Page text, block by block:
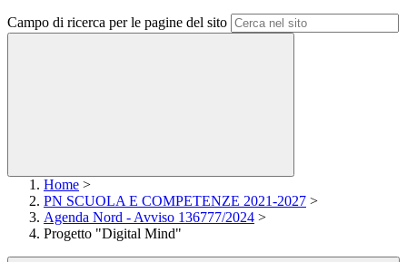
Campo di ricerca per le pagine del sito
Home >
PN SCUOLA E COMPETENZE 2021-2027 >
Agenda Nord - Avviso 136777/2024 >
Progetto "Digital Mind"